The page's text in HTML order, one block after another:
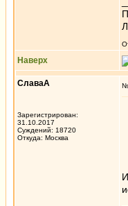
Наверх
СлаваА
Зарегистрирован:
31.10.2017
Суждений: 18720
Откуда: Москва